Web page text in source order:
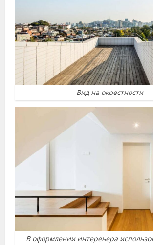
Вид на окрестности
В оформлении интереьера